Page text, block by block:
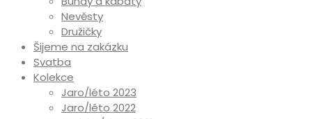
Nevěsty
Družičky
Šijeme na zakázku
Svatba
Kolekce
Jaro/léto 2023
Jaro/léto 2022